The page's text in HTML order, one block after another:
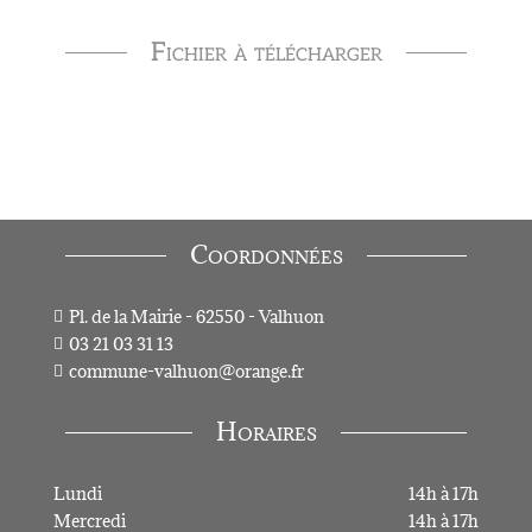
Fichier à télécharger
Coordonnées
 Pl. de la Mairie - 62550 - Valhuon
 03 21 03 31 13
 commune-valhuon@orange.fr
Horaires
Lundi
14h à 17h
Mercredi
14h à 17h